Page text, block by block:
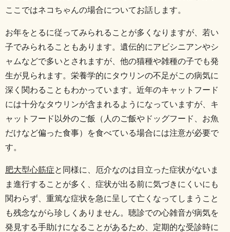
ここではネコちゃんの場合についてお話します。
お年をとるに従ってみられることが多くなりますが、若い
子でみられることもあります。 遺伝的にアビシニアンやシ
ャムなどで多いとされますが、他の猫種や雑種の子でも発
生が見られます。 栄養学的にタウリンの不足がこの病気に
深く関わることもわかっています。近年のキャットフード
には十分なタウリンが含まれるようになっていますが、キ
ャットフード以外のご飯（人のご飯やドッグフード、お魚
だけなど偏った食事）を食べている場合には注意が必要で
す。
肥大型心筋症と同様に、厄介なのは目立った症状がないま
ま進行することが多く、症状が出る前に気づきにくいにも
関わらず、重篤な症状を急に呈して亡くなってしまうこと
も残念ながら珍しくありません。 聴診での心雑音が病気を
発見する手助けになることがあるため、定期的な受診時に